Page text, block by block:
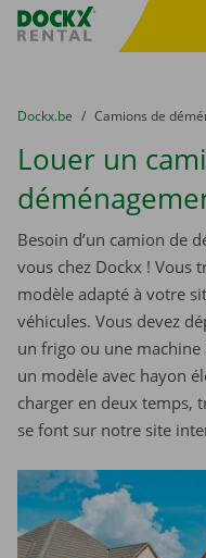
sitename
You are here:
du
Dockx.be to
Camions de
Louer un
Besoin d’un camion de
vous chez Dockx ! Vous
modèle adapté à votre
véhicules. Vous devez
un frigo ou une machine
un modèle avec hayon
charger en deux temps,
se font sur notre site